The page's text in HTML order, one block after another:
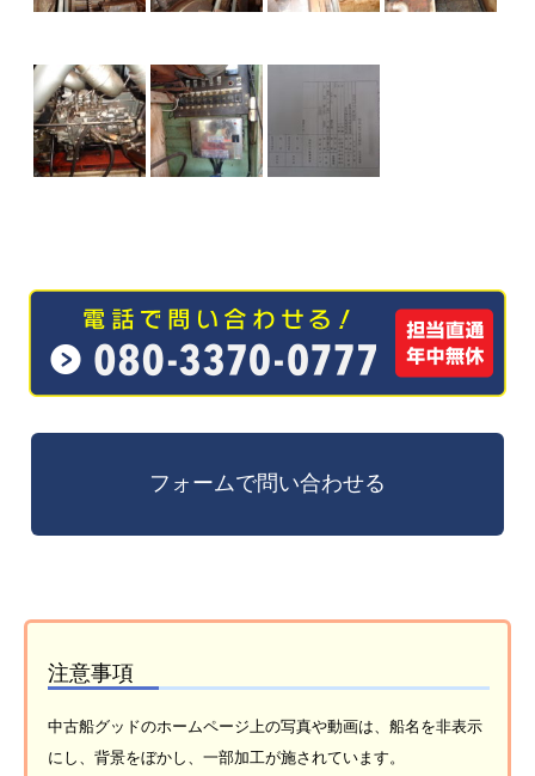
注意事項
中古船グッドのホームページ上の写真や動画は、船名を非表示
にし、背景をぼかし、一部加工が施されています。